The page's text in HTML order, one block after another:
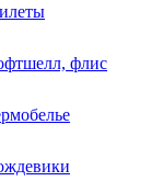
флис